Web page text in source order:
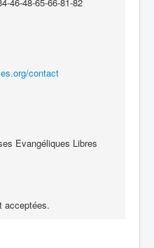
contact
Evangéliques Libres
acceptées.